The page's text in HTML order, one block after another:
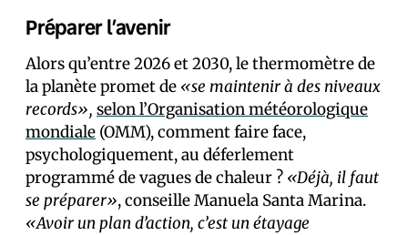
Préparer l’avenir
Alors qu’entre 2026 et 2030, le thermomètre de
la planète promet de «se maintenir à des niveaux
records», selon l’Organisation météorologique
mondiale (OMM), comment faire face,
psychologiquement, au déferlement
programmé de vagues de chaleur ? «Déjà, il faut
se préparer», conseille Manuela Santa Marina.
«Avoir un plan d’action, c’est un étayage